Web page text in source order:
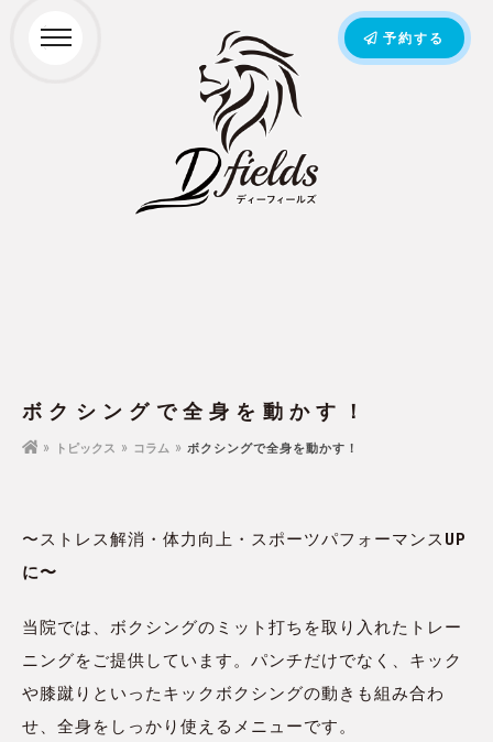
予約する
ボクシングで全身を動かす！
トピックス コラム ボクシングで全身を動かす！
〜ストレス解消・体力向上・スポーツパフォーマンス UP
に〜
当院では、ボクシングのミット打ちを取り入れたトレー
ニングをご提供しています。パンチだけでなく、キック
や膝蹴りといったキックボクシングの動きも組み合わ
せ、全身をしっかり使えるメニューです。